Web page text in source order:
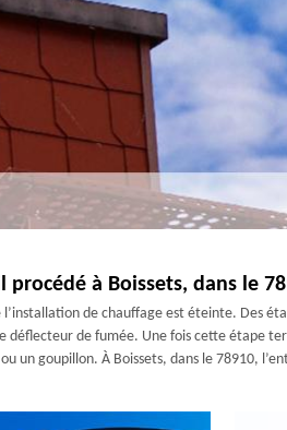
à Boissets, dans le
de chauffage est éteinte. Des
déflecteur de fumée. Une fois cette étape
un goupillon. À Boissets, dans le 78910,